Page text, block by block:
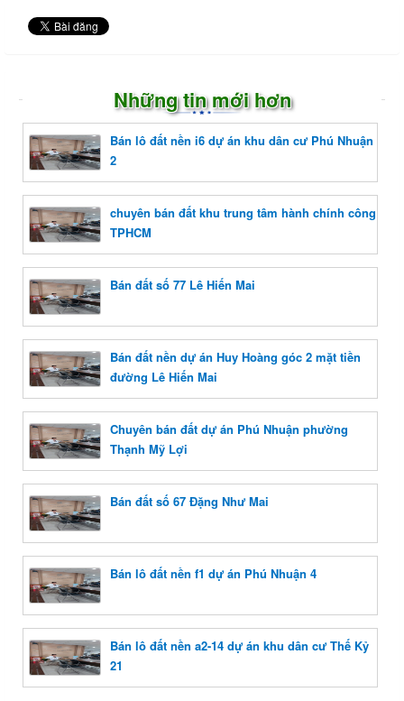
Những tin mới hơn
Bán lô đất nền i6 dự án khu dân cư Phú Nhuận
2
chuyên bán đất khu trung tâm hành chính công
TPHCM
Bán đất số 77 Lê Hiến Mai
Bán đất nền dự án Huy Hoàng góc 2 mặt tiền
đường Lê Hiến Mai
Chuyên bán đất dự án Phú Nhuận phường
Thạnh Mỹ Lợi
Bán đất số 67 Đặng Như Mai
Bán lô đất nền f1 dự án Phú Nhuận 4
Bán lô đất nền a2-14 dự án khu dân cư Thế Kỷ
21